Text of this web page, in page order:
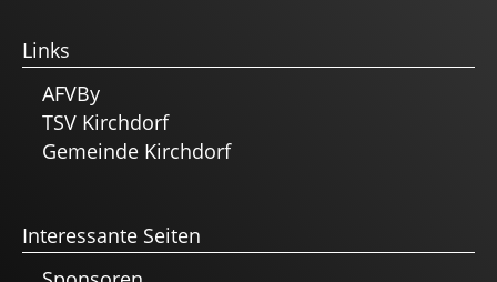
Links
AFVBy
TSV Kirchdorf
Gemeinde Kirchdorf
Interessante Seiten